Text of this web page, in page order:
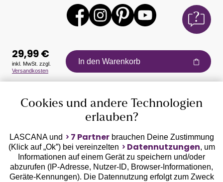
Auszeichnungen
Geprüfte Sicherheit
29,99 €
inkl. MwSt. zzgl.
Versandkosten
In den Warenkorb
Cookies und andere Technologien
erlauben?
LASCANA und 7 Partnerbrauchen Deine Zustimmung
(Klick auf „Ok”) bei vereinzelten
Datennutzungen, um
Informationen auf einem Gerät zu speichern und/oder
abzurufen (IP-Adresse, Nutzer-ID, Browser-Informationen,
Geräte-Kennungen). Die Datennutzung erfolgt zum Zweck